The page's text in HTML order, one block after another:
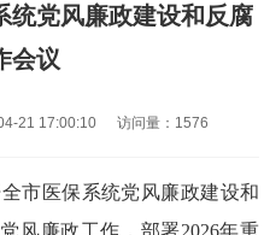
统党风廉政建设和反腐
会议
21 17:00:10 访问量：1576
市医保系统党风廉政建设和
风廉政工作，部署2026年重